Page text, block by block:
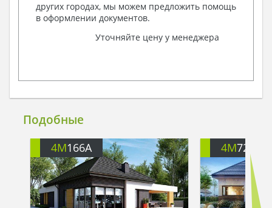
других городах, мы можем предложить помощь
в оформлении документов.
Уточняйте цену у менеджера
Подобные
4M166A 4M722